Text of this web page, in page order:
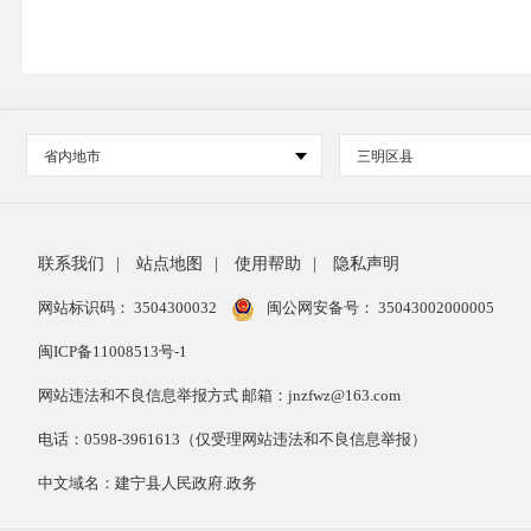
省内地市 三明区县
联系我们 站点地图 使用帮助 隐私声明
网站标识码： 3504300032 闽公网安备号： 35043002000005
闽ICP备11008513号-1
网站违法和不良信息举报方式 邮箱：jnzfwz@163.com
电话：0598-3961613（仅受理网站违法和不良信息举报）
中文域名：建宁县人民政府.政务